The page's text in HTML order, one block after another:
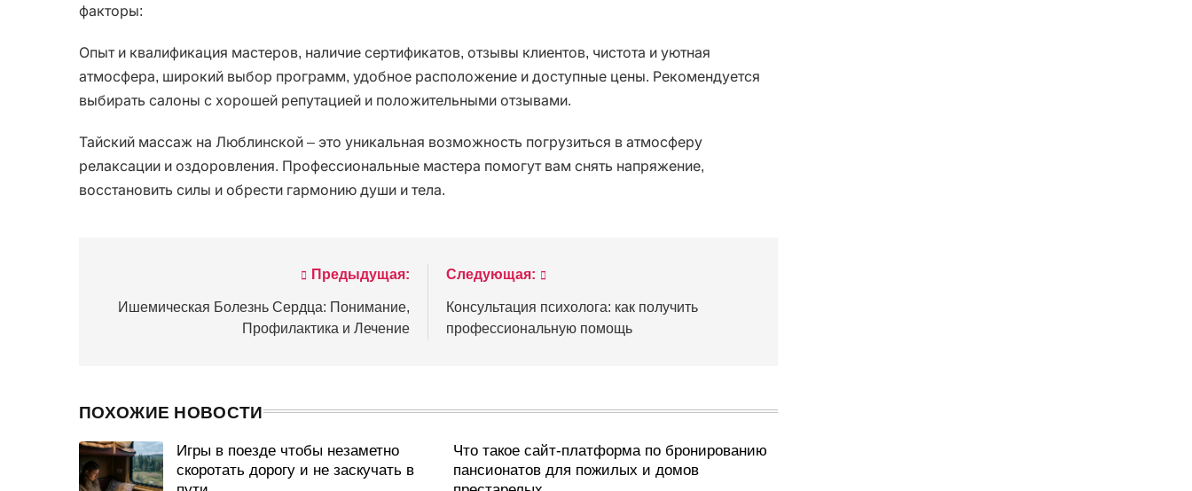
факторы:
Опыт и квалификация мастеров, наличие сертификатов, отзывы клиентов, чистота и уютная
атмосфера, широкий выбор программ, удобное расположение и доступные цены. Рекомендуется
выбирать салоны с хорошей репутацией и положительными отзывами.
Тайский массаж на Люблинской – это уникальная возможность погрузиться в атмосферу
релаксации и оздоровления. Профессиональные мастера помогут вам снять напряжение,
восстановить силы и обрести гармонию души и тела.
Предыдущая:
Ишемическая Болезнь Сердца: Понимание,
Профилактика и Лечение
Следующая:
Консультация психолога: как получить
профессиональную помощь
ПОХОЖИЕ НОВОСТИ
Игры в поезде чтобы незаметно
скоротать дорогу и не заскучать в
Что такое сайт-платформа по бронированию
пансионатов для пожилых и домов